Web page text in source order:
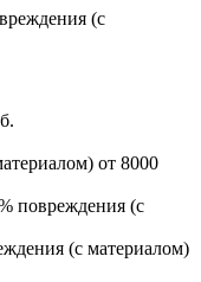
(с
от 8000
повреждения (с
(с материалом)